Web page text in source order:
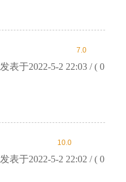
7.0
发表于2022-5-2 22:03 / ( 0
10.0
发表于2022-5-2 22:02 / ( 0